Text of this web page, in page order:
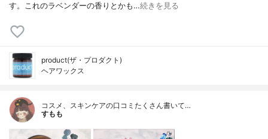
す。これのラベンダーの香りとかも…続きを見る
product(ザ・プロダクト)
ヘアワックス
コスメ、スキンケアの口コミたくさん書いて…
すもも